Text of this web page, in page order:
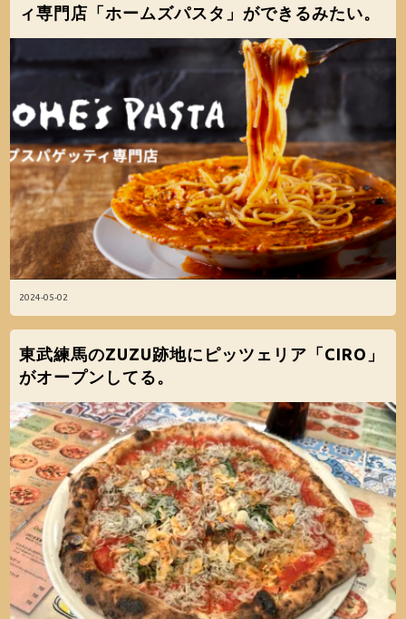
2024-05-02
ィ専門店「ホームズパスタ」ができるみたい。
東武練馬のZUZU跡地にピッツェリア「CIRO」
がオープンしてる。